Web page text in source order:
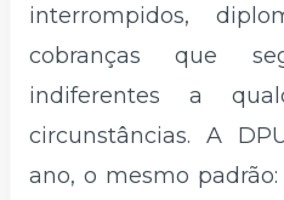
interrompidos,
cobranças que
indiferentes a
circunstâncias. A
ano, o mesmo